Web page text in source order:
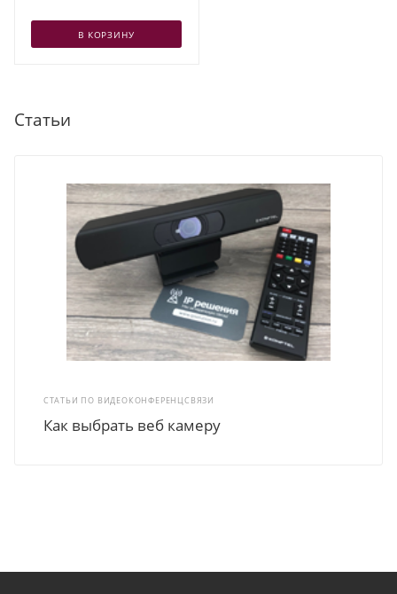
В КОРЗИНУ
Статьи
СТАТЬИ ПО ВИДЕОКОНФЕРЕНЦСВЯЗИ
Как выбрать веб камеру